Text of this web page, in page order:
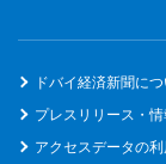
ドバイ経済新聞に
プレスリリース・
アクセスデータの